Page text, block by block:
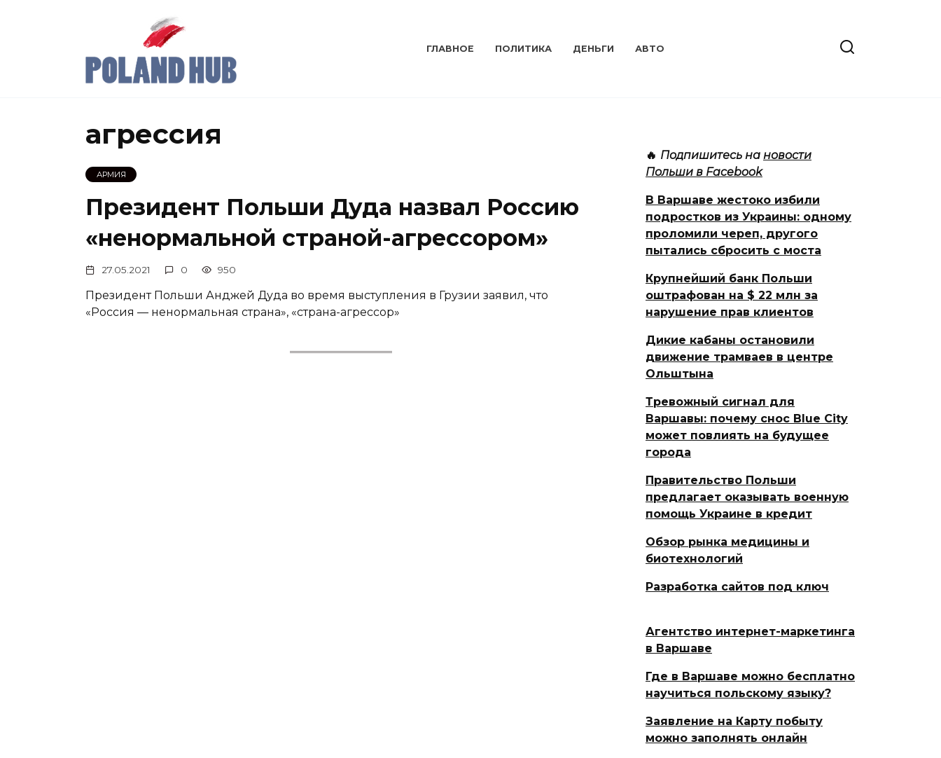
ГЛАВНОЕ ПОЛИТИКА ДЕНЬГИ АВТО
агрессия
АРМИЯ
Президент Польши Дуда назвал Россию
«ненормальной страной-агрессором»
27.05.2021 0 950
Президент Польши Анджей Дуда во время выступления в Грузии заявил, что
«Россия — ненормальная страна», «страна-агрессор»
🔥 Подпишитесь на новости
Польши в Facebook
В Варшаве жестоко избили
подростков из Украины: одному
проломили череп, другого
пытались сбросить с моста
Крупнейший банк Польши
оштрафован на $ 22 млн за
нарушение прав клиентов
Дикие кабаны остановили
движение трамваев в центре
Ольштына
Тревожный сигнал для
Варшавы: почему снос Blue City
может повлиять на будущее
города
Правительство Польши
предлагает оказывать военную
помощь Украине в кредит
Обзор рынка медицины и
биотехнологий
Разработка сайтов под ключ
Агентство интернет-маркетинга
в Варшаве
Где в Варшаве можно бесплатно
научиться польскому языку?
Заявление на Карту побыту
можно заполнять онлайн